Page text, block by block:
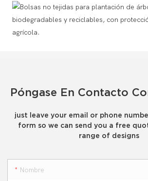
Póngase En Contacto
just leave your email or phone
form so we can send you a free
range of designs
Nombre